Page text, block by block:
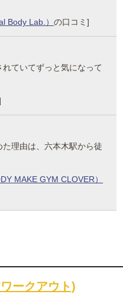
Body Lab.）の口コミ]
ていてずっと気になって
理由は、六本木駅から徒
MAKE GYM CLOVER）
ークアウト)